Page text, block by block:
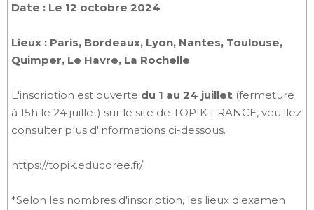
Date : Le 12 octobre 2024
Lieux : Paris, Bordeaux, Lyon, Nantes, Toulouse,
Quimper, Le Havre, La Rochelle
L'inscription est ouverte du 1 au 24 juillet (fermeture
à 15h le 24 juillet) sur le site de TOPIK FRANCE, veuillez
consulter plus d'informations ci-dessous.
https://topik.educoree.fr/
*Selon les nombres d'inscription, les lieux d'examen